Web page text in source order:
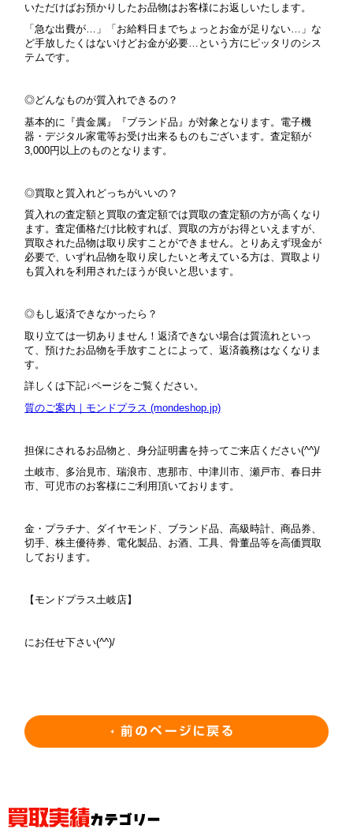
いただけばお預かりしたお品物はお客様にお返しいたします。
「急な出費が…」「お給料日までちょっとお金が足りない…」な
ど手放したくはないけどお金が必要…という方にピッタリのシス
テムです。
◎どんなものが質入れできるの？
基本的に『貴金属』『ブランド品』が対象となります。 電子機
器・デジタル家電等お受け出来るものもございます。査定額が
3,000円以上のものとなります。
◎買取と質入れどっちがいいの？
質入れの査定額と買取の査定額では買取の査定額の方が高くなり
ます。査定価格だけ比較すれば、買取の方がお得といえますが、
買取された品物は取り戻すことができません。とりあえず現金が
必要で、いずれ品物を取り戻したいと考えている方は、買取より
も質入れを利用されたほうが良いと思います。
◎もし返済できなかったら？
取り立ては一切ありません！返済できない場合は質流れといっ
て、預けたお品物を手放すことによって、返済義務はなくなりま
す。
詳しくは下記↓ページをご覧ください。
質のご案内｜モンドプラス (mondeshop.jp)
担保にされるお品物と、身分証明書を持ってご来店ください(^^)/
土岐市、多治見市、瑞浪市、恵那市、中津川市、瀬戸市、春日井
市、可児市のお客様にご利用頂いております。
金・プラチナ、ダイヤモンド、ブランド品、高級時計、商品券、
切手、株主優待券、電化製品、お酒、工具、骨董品等を高価買取
しております。
【モンドプラス土岐店】
にお任せ下さい(^^)/